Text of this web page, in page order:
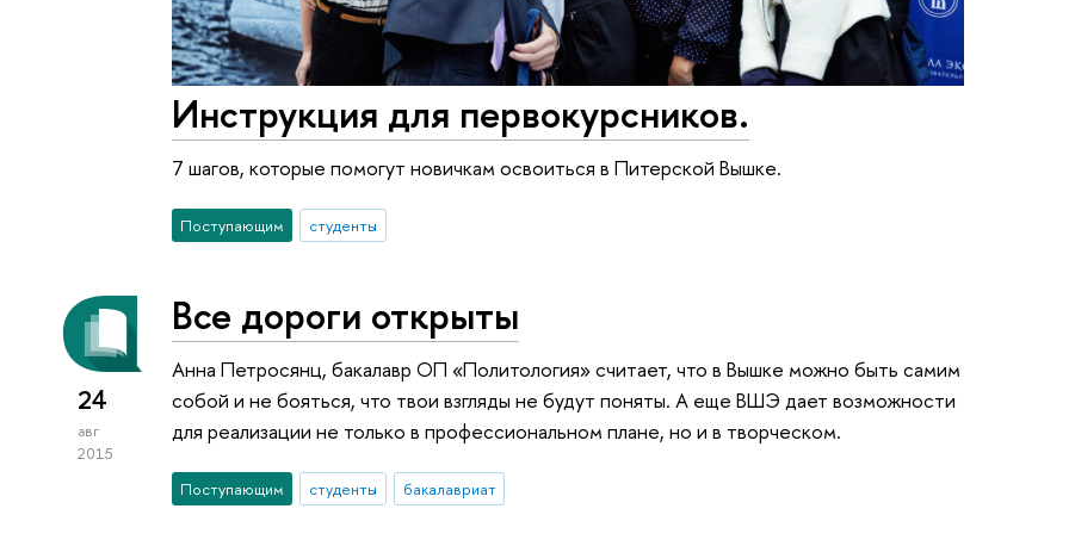
Инструкция для первокурсников.
7 шагов, которые помогут новичкам освоиться в Питерской Вышке.
Поступающим студенты
24
авг
2015
Все дороги открыты
Анна Петросянц, бакалавр ОП «Политология» считает, что в Вышке можно быть самим
собой и не бояться, что твои взгляды не будут поняты. А еще ВШЭ дает возможности
для реализации не только в профессиональном плане, но и в творческом.
Поступающим студенты бакалавриат